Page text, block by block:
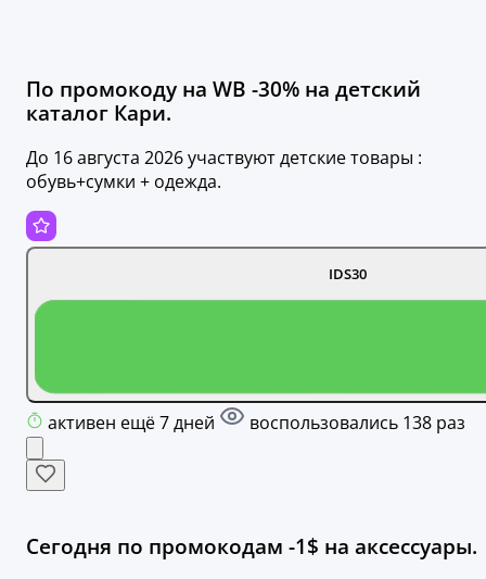
По промокоду на WB -30% на детский
каталог Кари.
До 16 августа 2026 участвуют детские товары :
обувь+сумки + одежда.
IDS30
активен ещё 7 дней воспользовались 138 раз
Сегодня по промокодам -1$ на аксессуары.